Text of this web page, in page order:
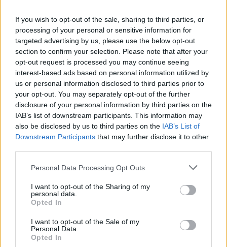
If you wish to opt-out of the sale, sharing to third parties, or
processing of your personal or sensitive information for
targeted advertising by us, please use the below opt-out
section to confirm your selection. Please note that after your
opt-out request is processed you may continue seeing
interest-based ads based on personal information utilized by
us or personal information disclosed to third parties prior to
your opt-out. You may separately opt-out of the further
disclosure of your personal information by third parties on the
IAB’s list of downstream participants. This information may
also be disclosed by us to third parties on the IAB’s List of
Downstream Participants that may further disclose it to other
Personal Data Processing Opt Outs
I want to opt-out of the Sharing of my
personal data.
Opted In
I want to opt-out of the Sale of my
Personal Data.
Opted In
"Θηριοτροφείο" του Δημήτρη Τσεκούρα μετατρέπει το όνειρο
σε παγίδα και το παράλογο σε καθρέφτη.
Θέατρο
Η Φένια Αποστόλου και το σκοτεινό
παραμύθι του “Αποτυπώματος”
10.12.25